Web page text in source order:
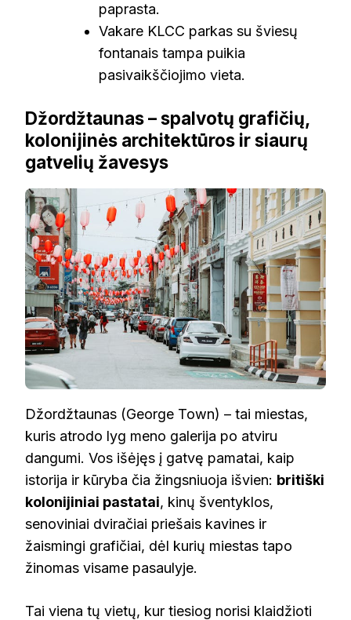
paprasta.
Vakare KLCC parkas su šviesų
fontanais tampa puikia
pasivaikščiojimo vieta.
Džordžtaunas – spalvotų grafičių,
kolonijinės architektūros ir siaurų
gatvelių žavesys
Džordžtaunas (George Town) – tai miestas,
kuris atrodo lyg meno galerija po atviru
dangumi. Vos išėjęs į gatvę pamatai, kaip
istorija ir kūryba čia žingsniuoja išvien: britiški
kolonijiniai pastatai, kinų šventyklos,
senoviniai dviračiai priešais kavines ir
žaismingi grafičiai, dėl kurių miestas tapo
žinomas visame pasaulyje.
Tai viena tų vietų, kur tiesiog norisi klaidžioti